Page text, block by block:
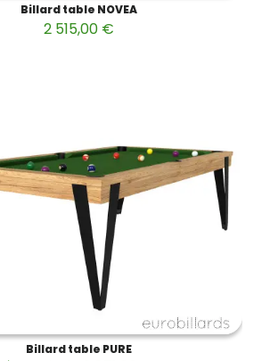
Billard table NOVEA
2 515,00 €
Billard table PURE